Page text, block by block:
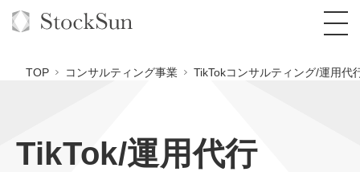
オーダーメイド支援
TOP コンサルティング事業 TikTokコンサルティング/運用代
TikTok/運用代行